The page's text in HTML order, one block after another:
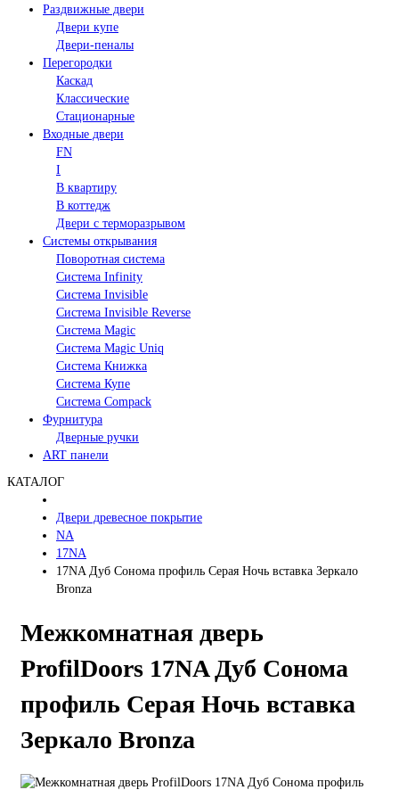
Раздвижные двери
Двери купе
Двери-пеналы
Перегородки
Каскад
Классические
Стационарные
Входные двери
FN
I
В квартиру
В коттедж
Двери с терморазрывом
Системы открывания
Поворотная система
Система Infinity
Система Invisible
Система Invisible Reverse
Система Magic
Система Magic Uniq
Система Книжка
Система Купе
Система Compack
Фурнитура
Дверные ручки
ART панели
КАТАЛОГ
Двери древесное покрытие
NA
17NA
17NA Дуб Сонома профиль Серая Ночь вставка Зеркало
Bronza
Межкомнатная дверь
ProfilDoors 17NA Дуб Сонома
профиль Серая Ночь вставка
Зеркало Bronza